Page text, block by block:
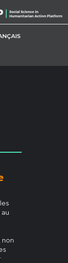
taille de la police.
la taille de
LE MENU
non